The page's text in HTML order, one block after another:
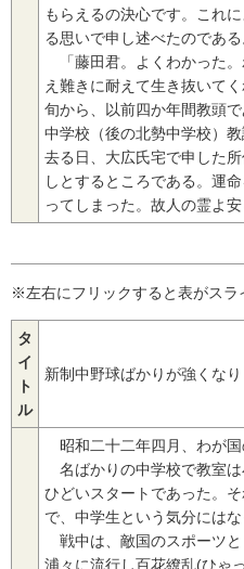
もらえるの決心です。これ
る思いで申し述べたのである
「藤田君。よくわかった
え難きに耐えて生き抜いて
旬から、以前四か年間教頭
中学校（後の北勢中学校）
去る日、大広氏宅で申した
しとするところである。運
ってしまった。故人の霊よ
※左右にフリックすると表がスラ
タ
イ
ト
ル
新制中野球ばかりが強くなり
昭和二十二年四月、わが
名ばかりの中学校で教室
ひどいスタートであった。
で、中学生という気分にはな
戦中は、敵国のスポーツ
浦々に流行し百花繚乱(ひゃ